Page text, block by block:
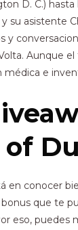
D. C.)
su
y
Aunque
e
en conocer
que te
eso, puedes